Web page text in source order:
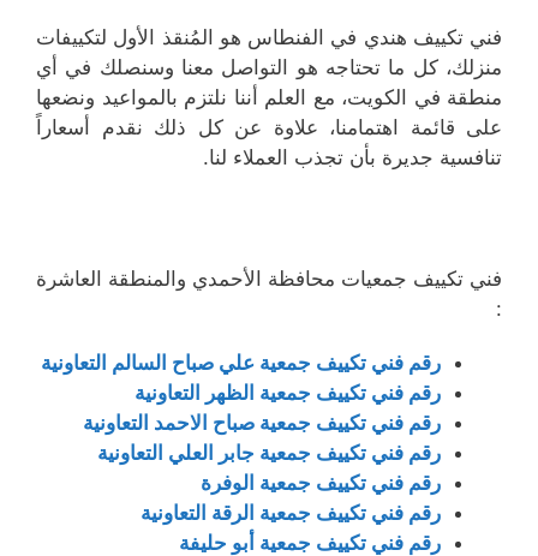
فني تكييف هندي في الفنطاس هو المُنقذ الأول لتكييفات
منزلك، كل ما تحتاجه هو التواصل معنا وسنصلك في أي
منطقة في الكويت، مع العلم أننا نلتزم بالمواعيد ونضعها
على قائمة اهتمامنا، علاوة عن كل ذلك نقدم أسعاراً
تنافسية جديرة بأن تجذب العملاء لنا.
فني تكييف جمعيات محافظة الأحمدي والمنطقة العاشرة
:
رقم فني تكييف جمعية علي صباح السالم التعاونية
رقم فني تكييف جمعية الظهر التعاونية
رقم فني تكييف جمعية صباح الاحمد التعاونية
رقم فني تكييف جمعية جابر العلي التعاونية
رقم فني تكييف جمعية الوفرة
رقم فني تكييف جمعية الرقة التعاونية
رقم فني تكييف جمعية أبو حليفة